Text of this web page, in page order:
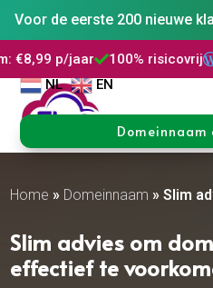
Voor de eerste 200 nieuwe
100% risicovrijWordPress
NL
EN
Domeinnaam
Home » Domeinnaam »Slim
Slim advies om
effectief te